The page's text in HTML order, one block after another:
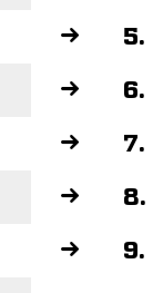
5.
6.
7.
8.
9.